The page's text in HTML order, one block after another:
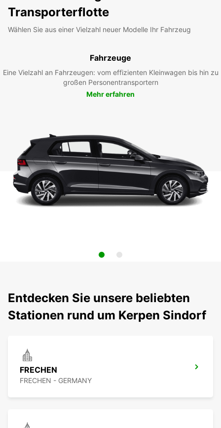
Transporterflotte
Wählen Sie aus einer Vielzahl neuer Modelle Ihr Fahrzeug
Fahrzeuge
Eine Vielzahl an Fahrzeugen: vom effizienten Kleinwagen bis hin zu
großen Personentransportern
Mehr erfahren
Entdecken Sie unsere beliebten
Stationen rund um Kerpen Sindorf
FRECHEN
FRECHEN - GERMANY